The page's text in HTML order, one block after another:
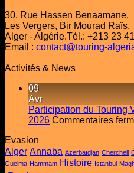
30, Rue Hassen Benaamane,
Les Vergers, Bir Mourad Raïs,
Alger - Algérie.Tél.: +213 23
Email : contact@touring-
Activités & News
09
Avr
Participation du Touring
2026 Commentaires
Evasion
Alger Annaba Azerbaïdjan Cherchell
Guelma Hammam Histoire Istanbul